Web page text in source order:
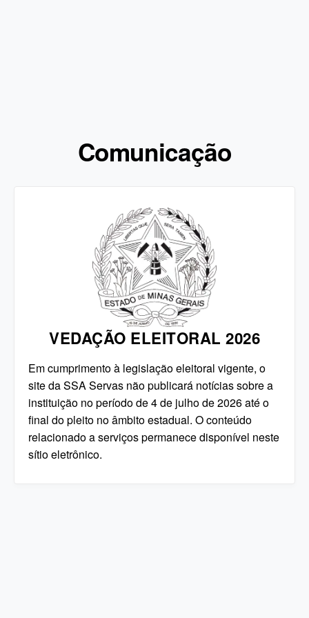
Comunicação
VEDAÇÃO ELEITORAL 2026
Em cumprimento à legislação eleitoral vigente, o
site da SSA Servas não publicará notícias sobre a
instituição no período de 4 de julho de 2026 até o
final do pleito no âmbito estadual. O conteúdo
relacionado a serviços permanece disponível neste
sítio eletrônico.